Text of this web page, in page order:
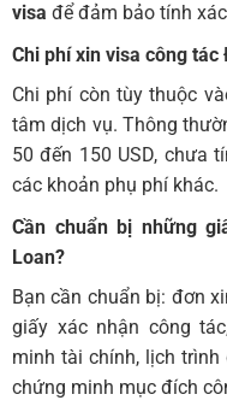
visa để đảm bảo tính
Chi phí xin visa công
Chi phí còn tùy thuộc
tâm dịch vụ. Thông
50 đến 150 USD, chưa
các khoản phụ phí khác.
Cần chuẩn bị những
Loan?
Bạn cần chuẩn bị: đơn
giấy xác nhận công
minh tài chính, lịch
chứng minh mục đích